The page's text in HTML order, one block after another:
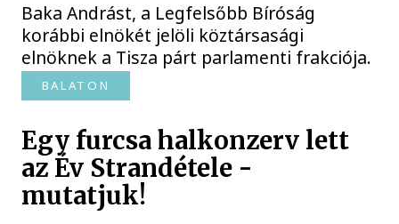
Baka Andrást, a Legfelsőbb Bíróság
korábbi elnökét jelöli köztársasági
elnöknek a Tisza párt parlamenti frakciója.
BALATON
Egy furcsa halkonzerv lett
az Év Strandétele -
mutatjuk!